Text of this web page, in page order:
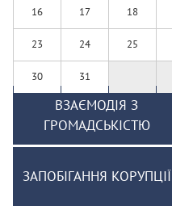
16 17 18
23 24 25
30 31
ВЗАЄМОДІЯ З
ГРОМАДСЬКІСТЮ
ЗАПОБІГАННЯ КОРУПЦІЇ